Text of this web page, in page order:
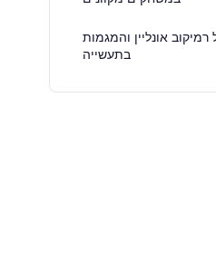
אונליין והמגמות
בתעשייה